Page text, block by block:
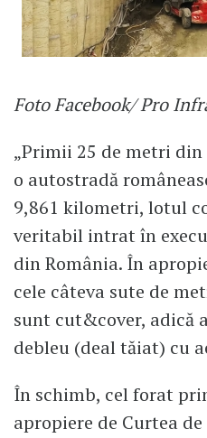
Foto Facebook/ Pro
„Primii 25 de metri
o autostradă
9,861 kilometri, lotul
veritabil intrat în
din România. În
cele câteva sute de
sunt cut&cover, adică
debleu (deal tăiat) cu
În schimb, cel forat
apropiere de Curtea de